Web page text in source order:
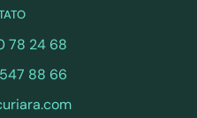
78 24 68
88 66